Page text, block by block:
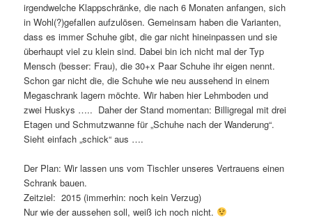
irgendwelche Klappschränke, die nach 6 Monaten anfangen, sich
in Wohl(?)gefallen aufzulösen. Gemeinsam haben die Varianten,
dass es immer Schuhe gibt, die gar nicht hineinpassen und sie
überhaupt viel zu klein sind. Dabei bin ich nicht mal der Typ
Mensch (besser: Frau), die 30+x Paar Schuhe ihr eigen nennt.
Schon gar nicht die, die Schuhe wie neu aussehend in einem
Megaschrank lagern möchte. Wir haben hier Lehmboden und
zwei Huskys ….. Daher der Stand momentan: Billigregal mit drei
Etagen und Schmutzwanne für „Schuhe nach der Wanderung“.
Sieht einfach „schick“ aus ….
Der Plan: Wir lassen uns vom Tischler unseres Vertrauens einen
Schrank bauen.
Zeitziel: 2015 (immerhin: noch kein Verzug)
Nur wie der aussehen soll, weiß ich noch nicht.